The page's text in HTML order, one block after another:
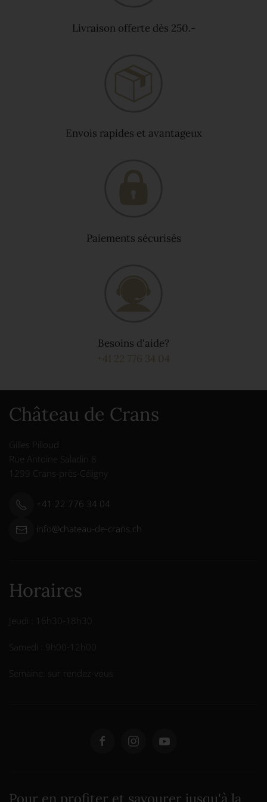
Livraison offerte dès 250.-
Envois rapides et avantageux
Paiements sécurisés
Besoins d'aide?
+41 22 776 34 04
Château de Crans
Gilles Pilloud
Rue Antoine Saladin 8
1299 Crans-près-Céligny
+41 22 776 34 04
info@chateau-de-crans.ch
Horaires
Jeudi : 16h30-18h30
Samedi : 9h00-12h00
Semaine: sur rendez-vous
Pour en profiter et savourer jusqu'à la